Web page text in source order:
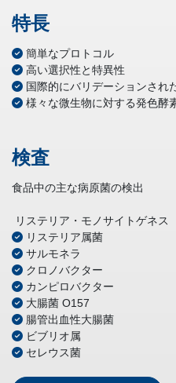
特長
簡単なプロトコル
高い選択性と特異性
国際的にバリデーションされ
様々な微生物に対する発色酵
検査
食品中の主な病原菌の検出
リステリア・モノサイトゲネス
リステリア属菌
サルモネラ
クロノバクター
カンピロバクター
大腸菌 O157
腸管出血性大腸菌
ビブリオ属
セレウス菌